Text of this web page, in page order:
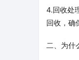
4.回收处
回收，确
二、为什